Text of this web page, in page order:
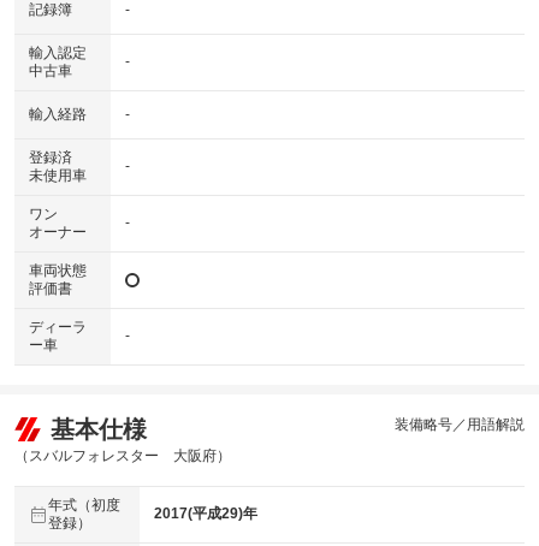
記録簿 -
輸入認定
中古車
-
輸入経路 -
登録済
未使用車
-
ワン
オーナー
-
車両状態
評価書
ディーラ
ー車
-
基本仕様
（スバルフォレスター 大阪府）
装備略号／用語解説
年式（初度
登録）
2017(平成29)年